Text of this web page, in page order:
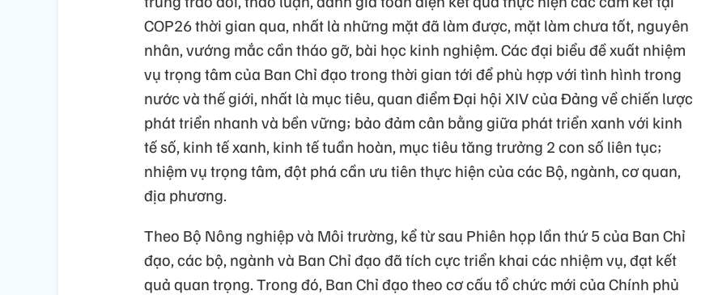
COP26 thời gian qua, nhất là những mặt đã làm được, mặt làm chưa tốt, nguyên
nhân, vướng mắc cần tháo gỡ, bài học kinh nghiệm. Các đại biểu đề xuất nhiệm
vụ trọng tâm của Ban Chỉ đạo trong thời gian tới để phù hợp với tình hình trong
nước và thế giới, nhất là mục tiêu, quan điểm Đại hội XIV của Đảng về chiến lược
phát triển nhanh và bền vững; bảo đảm cân bằng giữa phát triển xanh với kinh
tế số, kinh tế xanh, kinh tế tuần hoàn, mục tiêu tăng trưởng 2 con số liên tục;
nhiệm vụ trọng tâm, đột phá cần ưu tiên thực hiện của các Bộ, ngành, cơ quan,
địa phương.
Theo Bộ Nông nghiệp và Môi trường, kể từ sau Phiên họp lần thứ 5 của Ban Chỉ
đạo, các bộ, ngành và Ban Chỉ đạo đã tích cực triển khai các nhiệm vụ, đạt kết
quả quan trọng. Trong đó, Ban Chỉ đạo theo cơ cấu tổ chức mới của Chính phủ